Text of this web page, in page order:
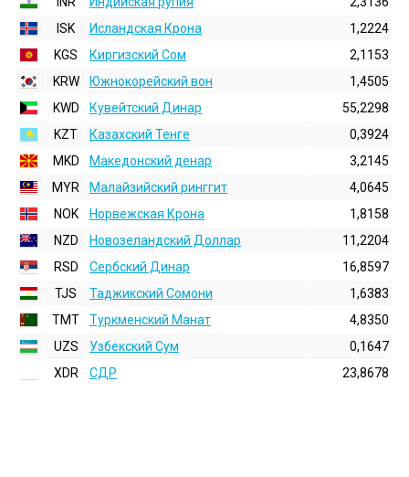
ISK
Исландская Крона
1,2224
KGS
Киргизский Сом
2,1153
KRW
Южнокорейский вон
1,4505
KWD
Кувейтский Динар
55,2298
KZT
Казахский Тенге
0,3924
MKD
Македонский денар
3,2145
MYR
Малайзийский ринггит
4,0645
NOK
Норвежская Крона
1,8158
NZD
Новозеландский Доллар
11,2204
RSD
Сербский Динар
16,8597
TJS
Таджикский Сомони
1,6383
TMT
Туркменский Манат
4,8350
UZS
Узбекский Сум
0,1647
XDR
СДР 23,8678